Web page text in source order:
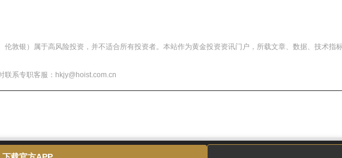
伦敦银）属于高风险投资，并不适合所有投资者。本站作为黄金投资资讯门户，所载文章、数据、技术指
联系专职客服：hkjy@hoist.com.cn